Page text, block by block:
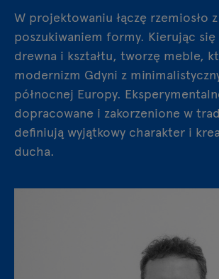
W projektowaniu łączę rzemiosło
poszukiwaniem formy. Kierując się
drewna i kształtu, tworzę meble,
modernizm Gdyni z
północnej Europy.
dopracowane i zakorzenione w
definiują wyjątkowy charakter i
ducha.